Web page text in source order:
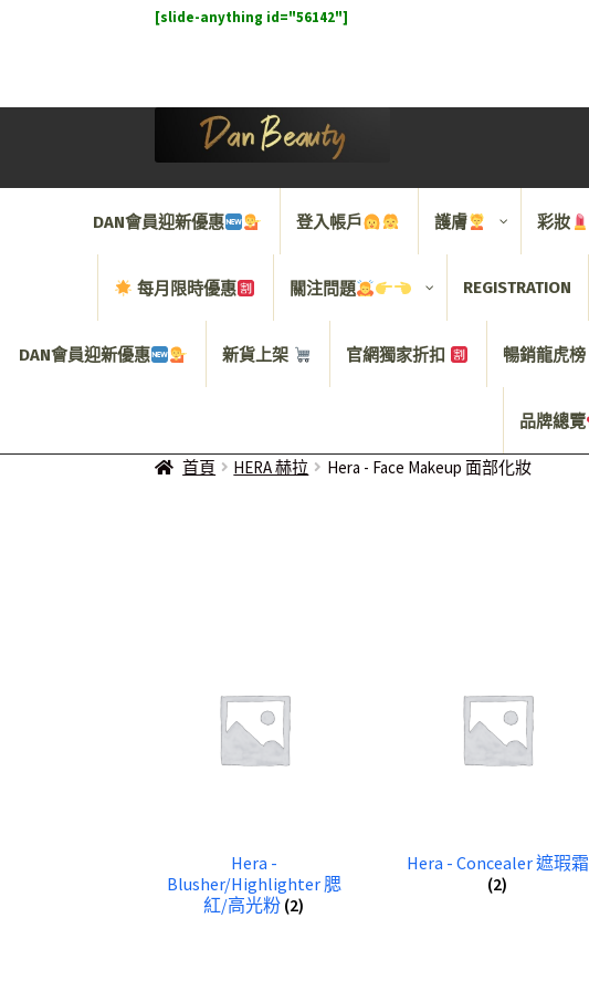
[slide-anything id="56142"]
DAN會員迎新優惠 登入帳戶 護膚 彩妝
每月限時優惠 關注問題 REGISTRATION
DAN會員迎新優惠 新貨上架 官網獨家折扣 暢銷龍虎榜
品牌總覽
首頁 HERA 赫拉 Hera - Face Makeup 面部化妝
Hera -
Blusher/Highlighter 腮
紅/高光粉 (2)
Hera - Concealer 遮瑕霜
(2)